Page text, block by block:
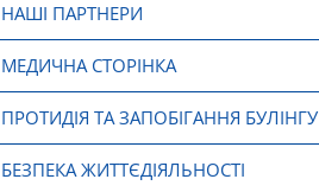
НАШІ ПАРТНЕРИ
МЕДИЧНА СТОРІНКА
ПРОТИДІЯ ТА ЗАПОБІГАННЯ БУЛІНГУ
БЕЗПЕКА ЖИТТЄДІЯЛЬНОСТІ